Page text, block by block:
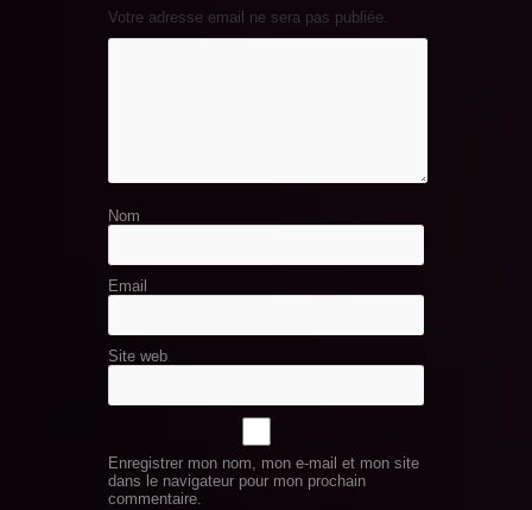
Votre adresse email ne sera pas publiée.
Nom
Email
Site web
Enregistrer mon nom, mon e-mail et mon site
dans le navigateur pour mon prochain
commentaire.